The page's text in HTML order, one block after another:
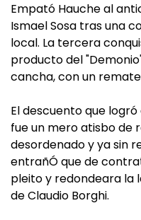
Empató Hauche al
Ismael Sosa tras una
local. La tercera
producto del
cancha, con un
El descuento que
fue un mero atisbo de
desordenado y ya sin
entrañÓ que de
pleito y redondeara la
de Claudio Borghi.